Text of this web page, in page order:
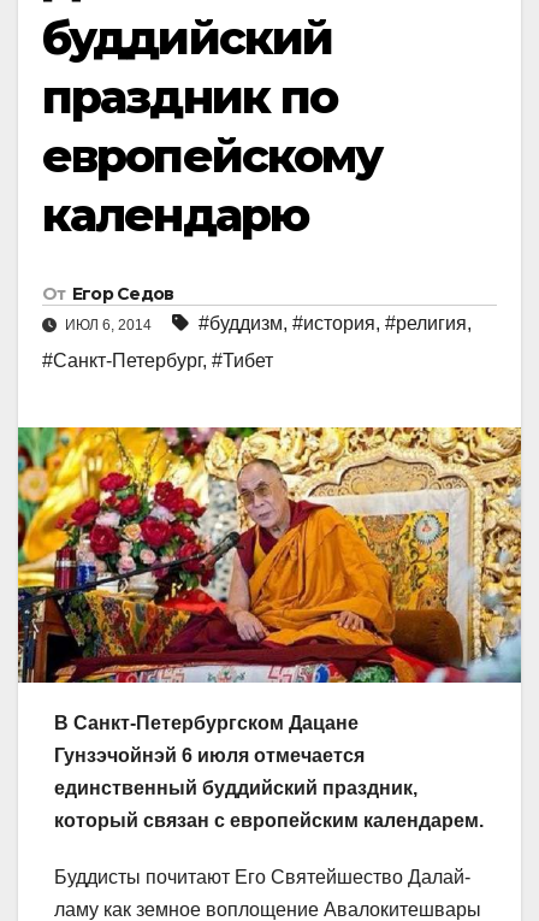
буддийский
праздник по
европейскому
календарю
От Егор Седов
ИЮЛ 6, 2014 #буддизм, #история, #религия,
#Санкт-Петербург, #Тибет
В Санкт-Петербургском Дацане
Гунзэчойнэй 6 июля отмечается
единственный буддийский праздник,
который связан с европейским календарем.
Буддисты почитают Его Святейшество Далай-
ламу как земное воплощение Авалокитешвары